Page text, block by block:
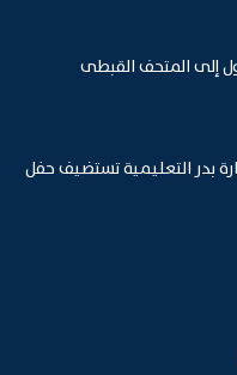
إلى المتحف القبطى
بدر التعليمية تستضيف حفل